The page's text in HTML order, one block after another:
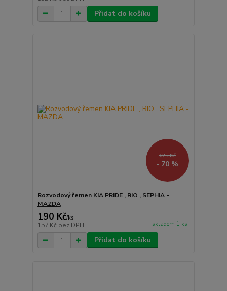
Přidat do košíku
625 Kč
- 70 %
Rozvodový řemen KIA PRIDE , RIO , SEPHIA -
MAZDA
190 Kč/ks
157 Kč bez DPH skladem 1 ks
Přidat do košíku